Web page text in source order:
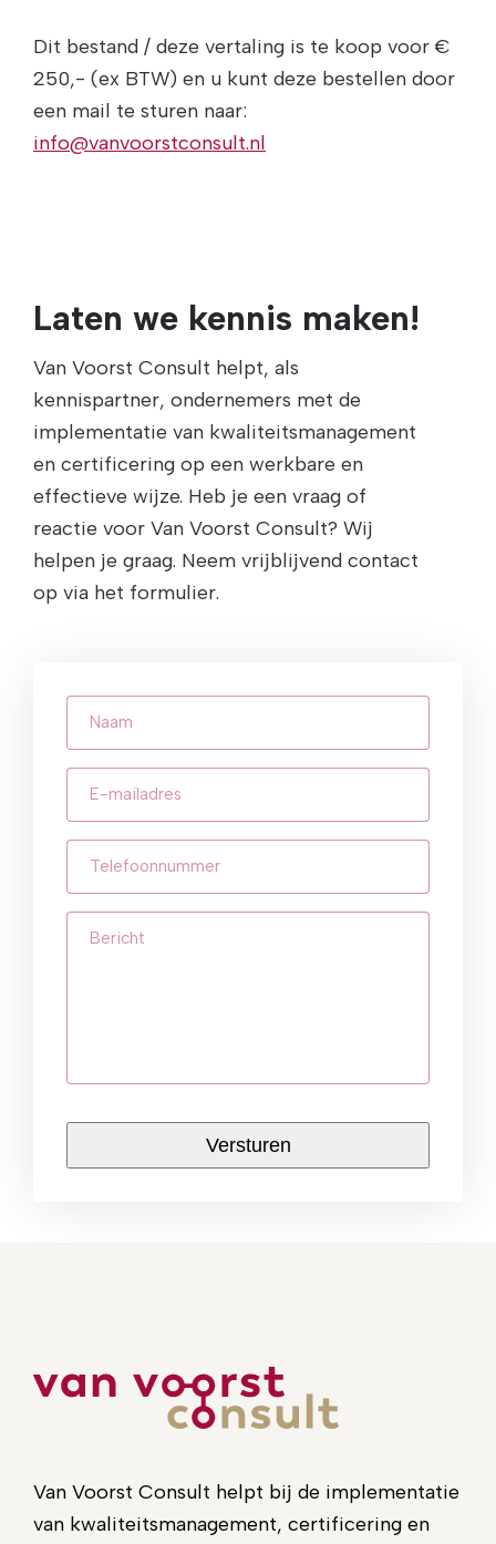
Dit bestand / deze vertaling is te koop voor €
250,- (ex BTW) en u kunt deze bestellen door
een mail te sturen naar:
info@vanvoorstconsult.nl
Laten we kennis maken!
Van Voorst Consult helpt, als
kennispartner, ondernemers met de
implementatie van kwaliteitsmanagement
en certificering op een werkbare en
effectieve wijze. Heb je een vraag of
reactie voor Van Voorst Consult? Wij
helpen je graag. Neem vrijblijvend contact
op via het formulier.
Naam
mailadres
Telefoonnummer
Bericht
CAPTCHA
Van Voorst Consult helpt bij de implementatie
van kwaliteitsmanagement, certificering en